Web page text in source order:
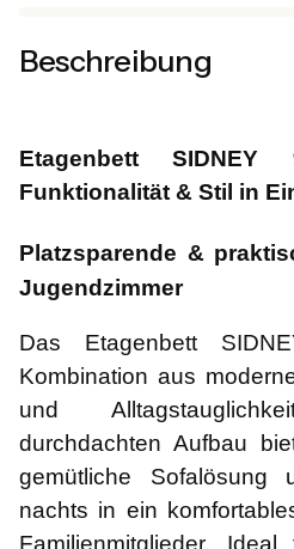
Beschreibung
Etagenbett SIDNEY
Funktionalität & Stil in
Platzsparende &
Jugendzimmer
Das Etagenbett
Kombination aus
und
durchdachten Aufbau
gemütliche Sofalösung
nachts in ein
Familienmitglieder.